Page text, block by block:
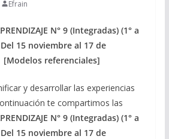
Efrain
N° 9 (Integradas) (1° a
Del 15 noviembre al 17 de
[Modelos referenciales]
y desarrollar las experiencias
te compartimos las
N° 9 (Integradas) (1° a
Del 15 noviembre al 17 de